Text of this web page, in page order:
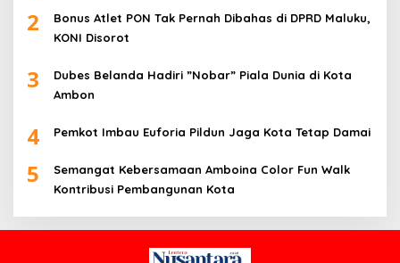
2
Bonus Atlet PON Tak Pernah Dibahas di DPRD Maluku,
KONI Disorot
3
Dubes Belanda Hadiri ”Nobar” Piala Dunia di Kota
Ambon
4 Pemkot Imbau Euforia Pildun Jaga Kota Tetap Damai
5
Semangat Kebersamaan Amboina Color Fun Walk
Kontribusi Pembangunan Kota